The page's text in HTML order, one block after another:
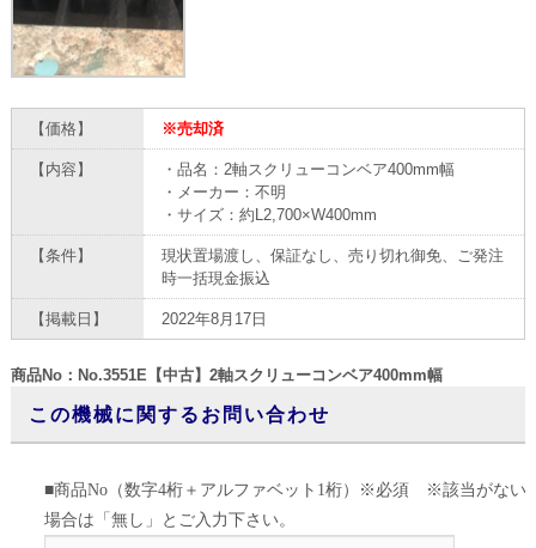
【価格】 ※売却済
【内容】
・品名：2軸スクリューコンベア400mm幅
・メーカー：不明
・サイズ：約L2,700×W400mm
【条件】
現状置場渡し、保証なし、売り切れ御免、ご発注
時一括現金振込
【掲載日】 2022年8月17日
商品No：No.3551E【中古】2軸スクリューコンベア400mm幅
この機械に関するお問い合わせ